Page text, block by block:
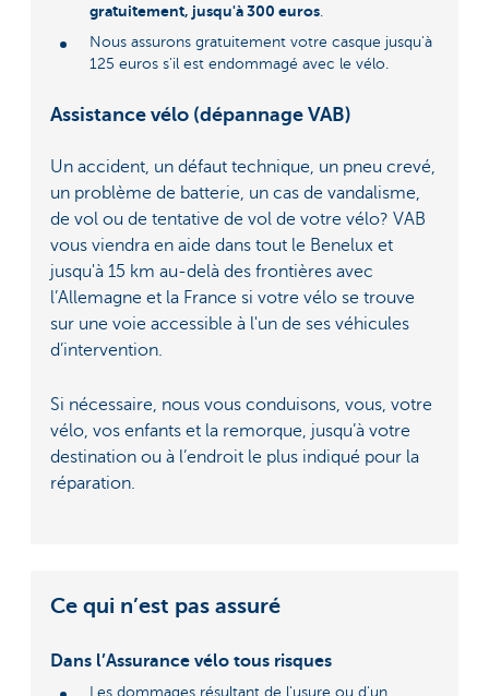
gratuitement, jusqu'à 300 euros
Nous assurons gratuitement votre casque jusqu'à
125 euros s'il est endommagé avec le vélo.
Assistance vélo (dépannage VAB)
Un accident, un défaut technique, un pneu crevé,
un problème de batterie, un cas de vandalisme,
de vol ou de tentative de vol de votre vélo? VAB
vous viendra en aide dans tout le Benelux et
jusqu'à 15 km au-delà des frontières avec
l’Allemagne et la France si votre vélo se trouve
sur une voie accessible à l'un de ses véhicules
d’intervention.
Si nécessaire, nous vous conduisons, vous, votre
vélo, vos enfants et la remorque, jusqu’à votre
destination ou à l’endroit le plus indiqué pour la
réparation.
Ce qui n’est pas assuré
Dans l’Assurance vélo tous risques
Les dommages résultant de l'usure ou d'un